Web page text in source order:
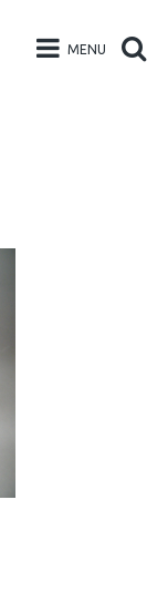
MENU